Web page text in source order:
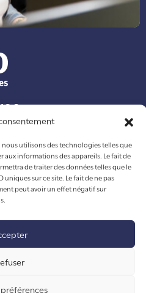
utilisons des technologies telles que
aux informations des appareils. Le fait de
de traiter des données telles que le
sur ce site. Le fait de ne pas
peut avoir un effet négatif sur
2